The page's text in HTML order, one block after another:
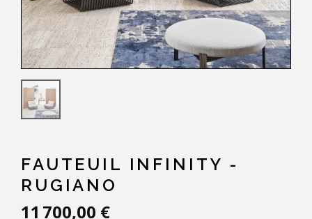
FAUTEUIL INFINITY -
RUGIANO
11 700,00 €